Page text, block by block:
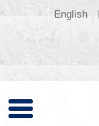
English